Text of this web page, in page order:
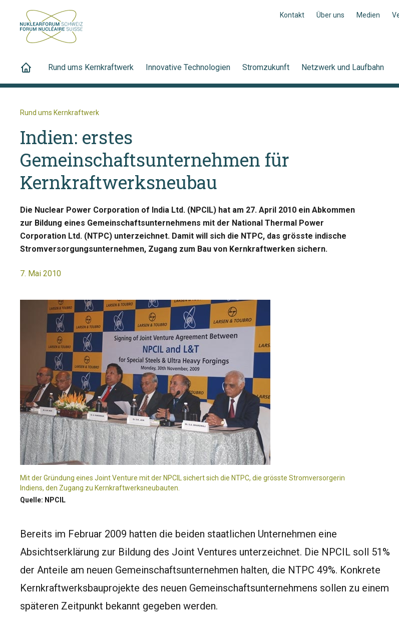
Kontakt Über uns Medien
Rund ums Kernkraftwerk Innovative Technologien Stromzukunft Netzwerk und Laufbahn
Rund ums Kernkraftwerk
Indien: erstes
Gemeinschaftsunternehmen für
Kernkraftwerksneubau
Die Nuclear Power Corporation of India Ltd. (NPCIL) hat am 27. April 2010 ein Abkommen
zur Bildung eines Gemeinschaftsunternehmens mit der National Thermal Power
Corporation Ltd. (NTPC) unterzeichnet. Damit will sich die NTPC, das grösste indische
Stromversorgungsunternehmen, Zugang zum Bau von Kernkraftwerken sichern.
7. Mai 2010
Mit der Gründung eines Joint Venture mit der NPCIL sichert sich die NTPC, die grösste Stromversorgerin
Indiens, den Zugang zu Kernkraftwerksneubauten.
Quelle: NPCIL
Bereits im Februar 2009 hatten die beiden staatlichen Unternehmen eine
Absichtserklärung zur Bildung des Joint Ventures unterzeichnet. Die NPCIL soll 51%
der Anteile am neuen Gemeinschaftsunternehmen halten, die NTPC 49%. Konkrete
Kernkraftwerksbauprojekte des neuen Gemeinschaftsunternehmens sollen zu einem
späteren Zeitpunkt bekannt gegeben werden.